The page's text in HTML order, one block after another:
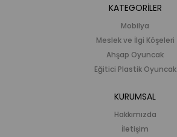
KATEGORİLER
Mobilya
Meslek ve İlgi Köşeleri
Ahşap Oyuncak
Eğitici Plastik Oyuncak
KURUMSAL
Hakkımızda
İletişim